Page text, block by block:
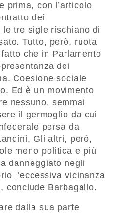
prima, con l’articolo
dei
tre sigle rischiano di
Tutto, però, ruota
che in Parlamento
dei
Coesione sociale
Ed è un movimento
nessuno, semmai
il germoglio da cui
persa da
Gli altri, però,
meno politica e più
danneggiato negli
l’eccessiva vicinanza
conclude Barbagallo.
dalla sua parte